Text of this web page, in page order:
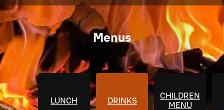
Menus
LUNCH DRINKS
CHILDREN
MENU